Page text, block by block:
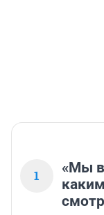
1
«Мы